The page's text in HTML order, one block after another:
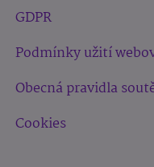
GDPR
Podmínky užití
Obecná pravidla
Cookies